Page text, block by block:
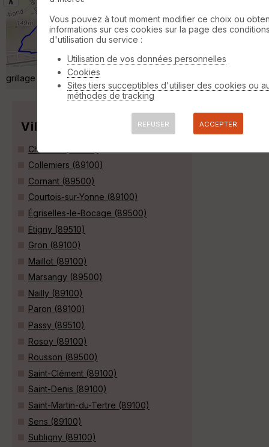
Villeroy
Randonnée Pédestre 2 km
descend vite par moments. Passage dans le
tunnel ferroviaire possible même si le
grillage n'y invite pas... Passages du trail nocturne de Paron. »
Villes
Chaumot (89500)
Collemiers (89100)
Cornant (89500)
Courtois-sur-Yonne (89100)
Égriselles-le-Bocage (89500)
Étigny (89510)
Gron (89100)
Maillot (89100)
Marsangy (89500)
Nailly (89100)
Paron (89100)
Passy (89510)
Rosoy (89100)
Rousson (89500)
Saint-Clément (89100)
Saint-Denis (89100)
Saint-Martin-du-Tertre (89100)
Sens (89100)
Subligny (89100)
Vous pouvez à tout moment modifier ce choix ou
informations sur ces cookies sur la page des
d'utilisation du service :
Utilisation de vos données personnelles
Cookies
Sites tiers succeptibles d'utiliser des cookies ou
méthodes de tracking
REFUSER ACCEPTER